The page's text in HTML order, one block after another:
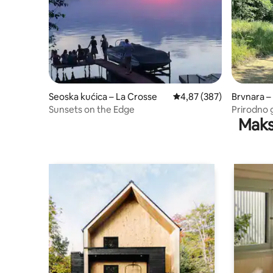
Seoska kućica – La Crosse Prosječna ocjena: 4,87/
4,87 (387)
Sunsets on the Edge
Brvnara
Prirodno